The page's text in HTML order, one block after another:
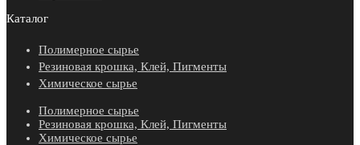
Каталог
Полимерное сырье
Резиновая крошка, Клей, Пигменты
Химическое сырье
Полимерное сырье
Резиновая крошка, Клей, Пигменты
Химическое сырье